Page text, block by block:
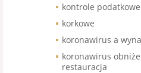
kontrole
korkowe
koronawirus a
koronawirus
restauracja